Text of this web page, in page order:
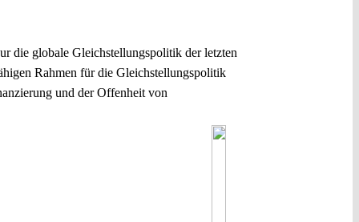
die globale Gleichstellungspolitik der letzten
Rahmen für die Gleichstellungspolitik
und der Offenheit von